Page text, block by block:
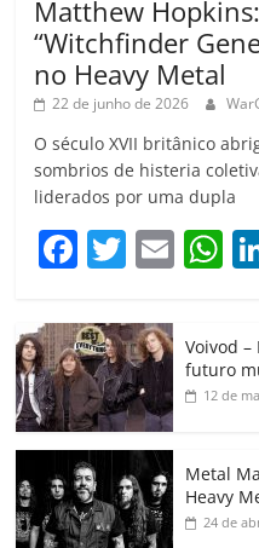
Matthew
“Witchfinder
no Heavy Metal
22 de junho de 2026
O século XVII britânico
sombrios de histeria
liderados por uma dupla
F
c
e
b
o
o
k
T
itt
er
E
ai
W
at
s
A
p
Voivod
futuro
12 de
Metal
Heavy
24 de